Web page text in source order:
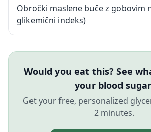
Obročki maslene buče z gobovim
glikemični indeks)
Would you eat this? See
your blood
Get your free, personalized
2 minutes.